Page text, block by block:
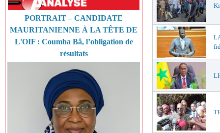
PORTRAIT – CANDIDATE
MAURITANIENNE À LA TÊTE DE
L'OIF : Coumba Bâ, l’obligation de
résultats